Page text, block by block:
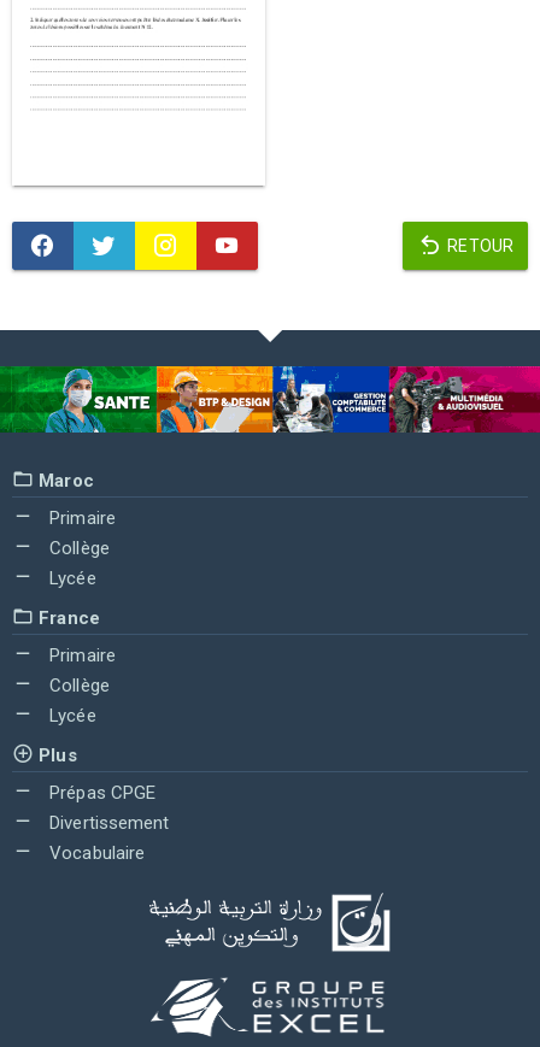
RETOUR
Maroc
Primaire
Collège
Lycée
France
Primaire
Collège
Lycée
Plus
Prépas CPGE
Divertissement
Vocabulaire